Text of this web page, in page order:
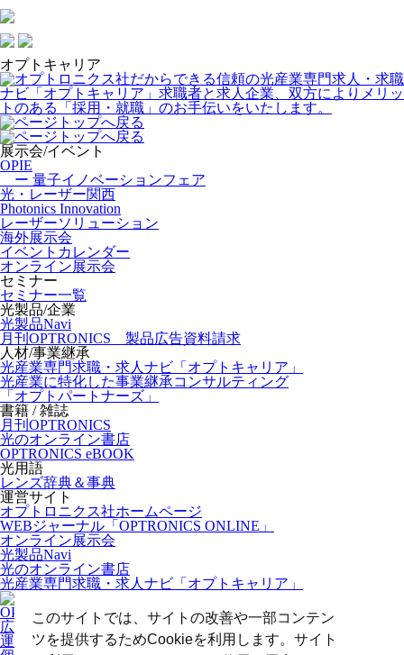
このサイトでは、サイトの改善や一部コンテン
ツを提供するためCookieを利用します。サイト
オプトキャリア
展示会/イベント
OPIE
ー 量子イノベーションフェア
光・レーザー関西
Photonics Innovation
レーザーソリューション
海外展示会
イベントカレンダー
オンライン展示会
セミナー
セミナー一覧
光製品/企業
光製品Navi
月刊OPTRONICS 製品広告資料請求
人材/事業継承
光産業専門求職・求人ナビ「オプトキャリア」
光産業に特化した事業継承コンサルティング
「オプトパートナーズ」
書籍 / 雑誌
月刊OPTRONICS
光のオンライン書店
OPTRONICS eBOOK
光用語
レンズ辞典＆事典
運営サイト
オプトロニクス社ホームページ
WEBジャーナル「OPTRONICS ONLINE」
オンライン展示会
光製品Navi
光のオンライン書店
光産業専門求職・求人ナビ「オプトキャリア」
OPTRONICS ONLINE について
広告掲載について
運営会社